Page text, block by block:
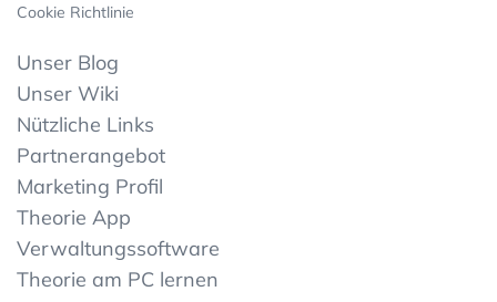
Cookie Richtlinie
Unser Blog
Unser Wiki
Nützliche Links
Partnerangebot
Marketing Profil
Theorie App
Verwaltungssoftware
Theorie am PC lernen